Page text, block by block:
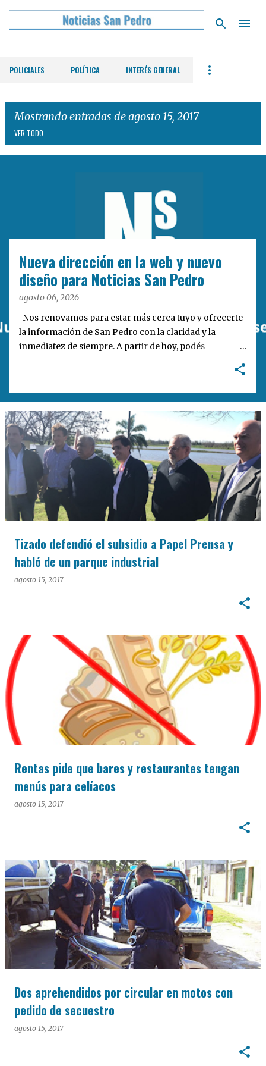
Ir al contenido principal
POLICIALES POLÍTICA INTERÉS GENERAL
Mostrando entradas de agosto 15, 2017
VER TODO
Nueva dirección en la web y nuevo
diseño para Noticias San Pedro
agosto 06, 2026
Nos renovamos para estar más cerca tuyo y ofrecerte
la información de San Pedro con la claridad y la
inmediatez de siempre. A partir de hoy, podés
Desarrollamos una interfaz más ágil, moderna e
intuitiva, pensada para optimizar la navegación desde
cualquier dispositivo, facilitar el acceso a las noticias
locales y potenciar la interacción de los lectores con
nuestros contenidos.
Tizado defendió el subsidio a Papel Prensa y
habló de un parque industrial
agosto 15, 2017
Rentas pide que bares y restaurantes tengan
menús para celíacos
agosto 15, 2017
Dos aprehendidos por circular en motos con
pedido de secuestro
agosto 15, 2017